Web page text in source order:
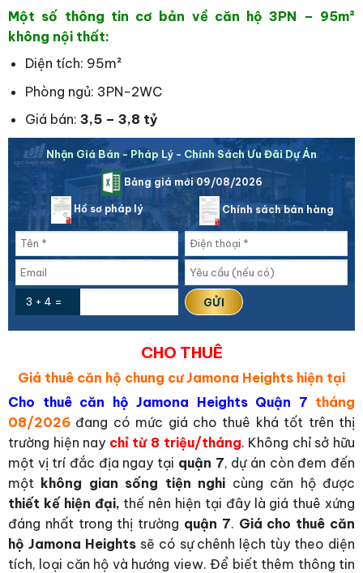
Một số thông tin cơ bản về căn hộ 3PN – 95m²
không nội thất:
Diện tích: 95m²
Phòng ngủ: 3PN-2WC
Giá bán: 3,5 – 3,8 tỷ
Nhận Giá Bán - Pháp Lý - Chính Sách Ưu Đãi Dự Án
Bảng giá mới 09/08/2026
Hồ sơ pháp lý Chính sách bán hàng
3 + 4 =
CHO THUÊ
Giá thuê căn hộ chung cư Jamona Heights hiện tại
Cho thuê căn hộ Jamona Heights Quận 7 tháng
08/2026 đang có mức giá cho thuê khá tốt trên thị
trường hiện nay chỉ từ 8 triệu/tháng. Không chỉ sở hữu
một vị trí đắc địa ngay tại quận 7, dự án còn đem đến
một không gian sống tiện nghi cùng căn hộ được
thiết kế hiện đại, thế nên hiện tại đây là giá thuê xứng
đáng nhất trong thị trường quận 7. Giá cho thuê căn
hộ Jamona Heightssẽ có sự chênh lệch tùy theo diện
tích, loại căn hộ và hướng view. Để biết thêm thông tin